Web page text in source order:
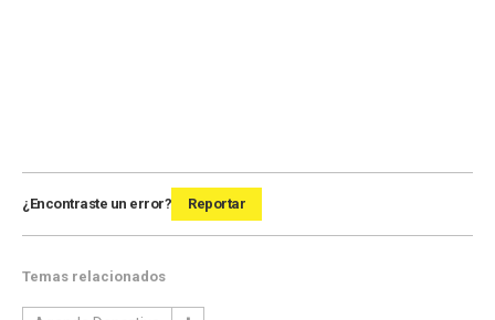
¿Encontraste un error? Reportar
Temas relacionados